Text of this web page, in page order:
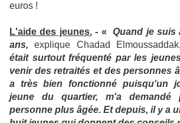
euros !
L'aide des jeunes.- «Quand je suis
ans, explique Chadad
était surtout fréquenté par les
venir des retraités et des personnes
a très bien fonctionné puisqu'un
jeune du quartier, m'a demandé
personne plus âgée. Et depuis, il y a